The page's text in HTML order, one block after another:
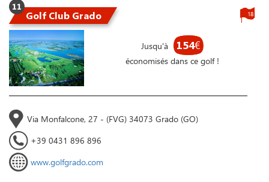
11
Golf Club Grado
Jusqu'à 154€
économisés dans ce golf !
18
Via Monfalcone, 27 - (FVG) 34073 Grado (GO)
+39 0431 896 896
www.golfgrado.com